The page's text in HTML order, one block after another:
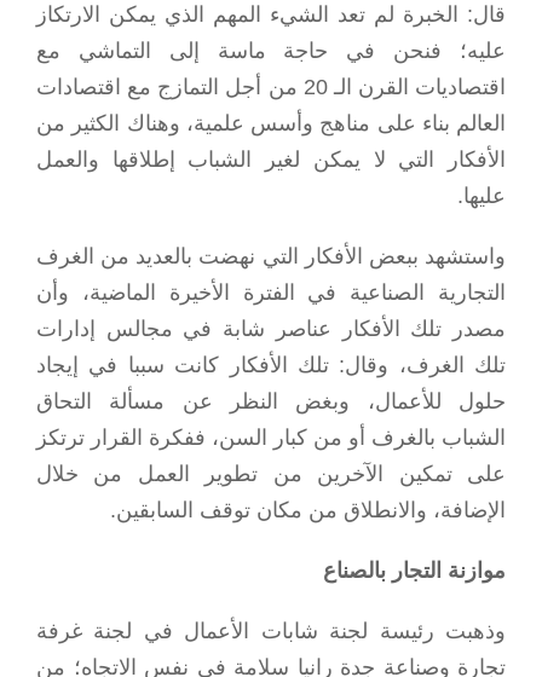
قال: الخبرة لم تعد الشيء المهم الذي يمكن الارتكاز
عليه؛ فنحن في حاجة ماسة إلى التماشي مع
اقتصاديات القرن الـ 20 من أجل التمازج مع اقتصادات
العالم بناء على مناهج وأسس علمية، وهناك الكثير من
الأفكار التي لا يمكن لغير الشباب إطلاقها والعمل
عليها.
واستشهد ببعض الأفكار التي نهضت بالعديد من الغرف
التجارية الصناعية في الفترة الأخيرة الماضية، وأن
مصدر تلك الأفكار عناصر شابة في مجالس إدارات
تلك الغرف، وقال: تلك الأفكار كانت سببا في إيجاد
حلول للأعمال، وبغض النظر عن مسألة التحاق
الشباب بالغرف أو من كبار السن، ففكرة القرار ترتكز
على تمكين الآخرين من تطوير العمل من خلال
الإضافة، والانطلاق من مكان توقف السابقين.
موازنة التجار بالصناع
وذهبت رئيسة لجنة شابات الأعمال في لجنة غرفة
تجارة وصناعة جدة رانيا سلامة في نفس الاتجاه؛ من